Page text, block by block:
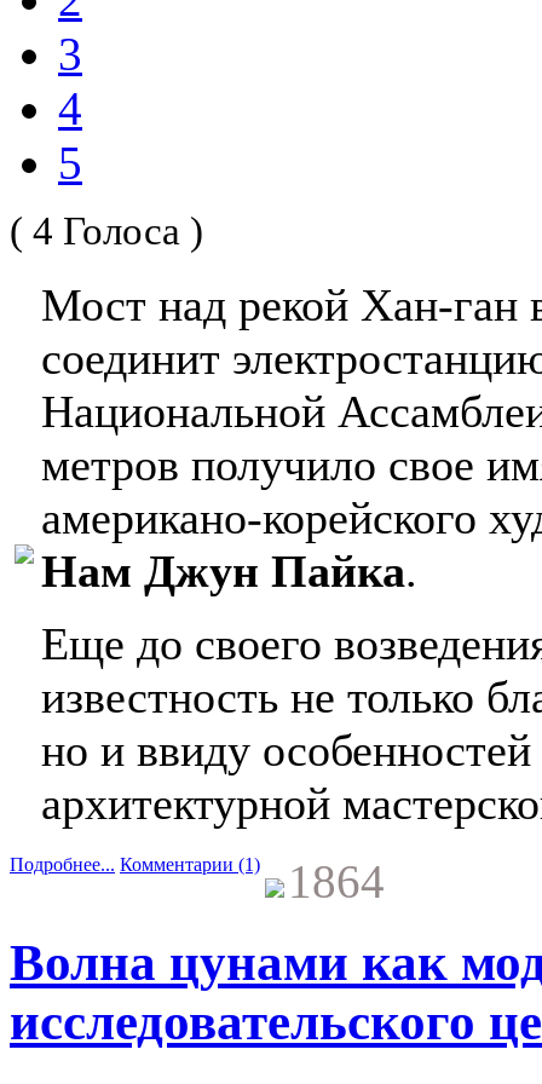
3
4
5
( 4 Голоса )
Мост над рекой Хан-ган
соединит
Национальной
метров получило свое
американо-корейского
Нам Джун Пайка.
Еще до своего
известность не только
но и ввиду
архитектурной
Подробнее... Комментарии (1) 1864
Волна цунами как
исследовательского